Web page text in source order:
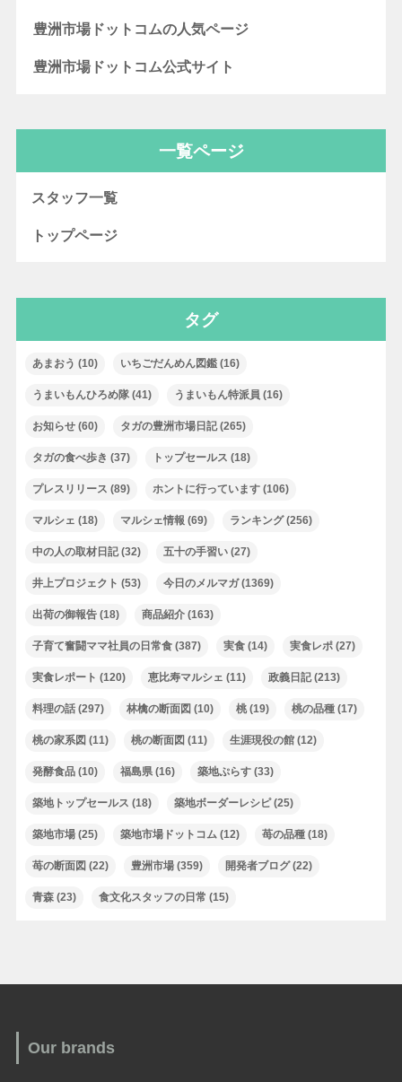
豊洲市場ドットコムの人気ページ
豊洲市場ドットコム公式サイト
一覧ページ
スタッフ一覧
トップページ
タグ
あまおう (10) いちごだんめん図鑑(16)
うまいもんひろめ隊(41) うまいもん特派員 (16)
お知らせ(60) タガの豊洲市場日記(265)
タガの食べ歩き (37) トップセールス (18)
プレスリリース (89) ホントに行っています(106)
マルシェ (18) マルシェ情報 (69) ランキング(256)
中の人の取材日記(32) 五十の手習い(27)
井上プロジェクト (53) 今日のメルマガ(1369)
出荷の御報告(18) 商品紹介(163)
子育て奮闘ママ社員の日常食(387) 実食(14) 実食レポ(27)
実食レポート (120) 恵比寿マルシェ (11) 政義日記(213)
料理の話(297) 林檎の断面図 (10) 桃(19) 桃の品種(17)
桃の家系図 (11) 桃の断面図 (11) 生涯現役の館(12)
発酵食品(10) 福島県(16) 築地ぷらす(33)
築地トップセールス (18) 築地ボーダーレシピ(25)
築地市場(25) 築地市場ドットコム (12) 苺の品種(18)
苺の断面図 (22) 豊洲市場(359) 開発者ブログ(22)
青森(23) 食文化スタッフの日常 (15)
Our brands